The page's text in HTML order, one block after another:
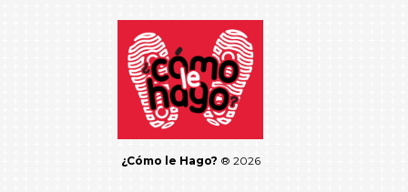
¿Cómo le Hago? ® 2026